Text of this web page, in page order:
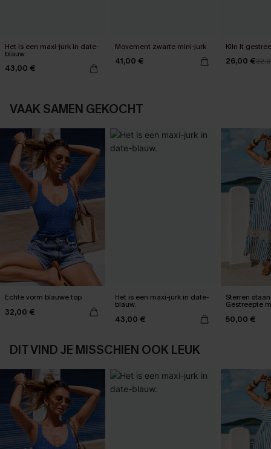
Het is een maxi-jurk in date-
blauw.
43,00 €
Movement zwarte mini-jurk
41,00 €
Kiln It
26,00 €
VAAK SAMEN GEKOCHT
Echte vorm blauwe top
32,00 €
Het is een maxi-jurk in date-
blauw.
43,00 €
Sterren
Gestreepte
50,00 €
DIT VIND JE MISSCHIEN OOK LEUK